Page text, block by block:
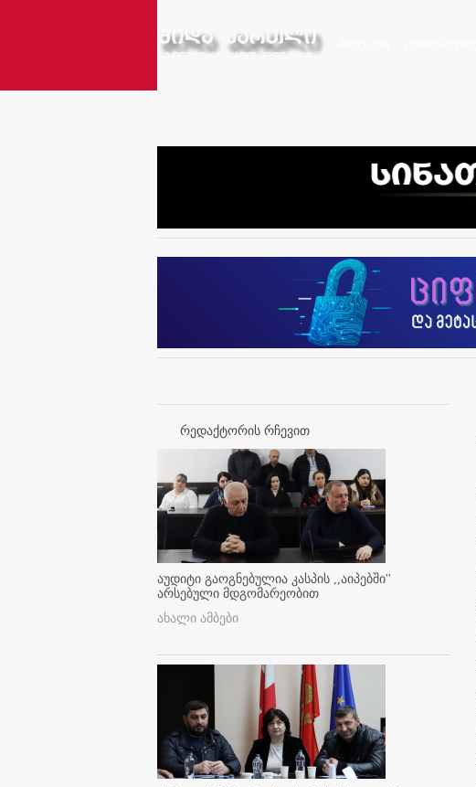
რედაქტორის რჩევით
აუდიტი გაოგნებულია კასპის ,,აიპებში''
არსებული მდგომარეობით
ახალი ამბები